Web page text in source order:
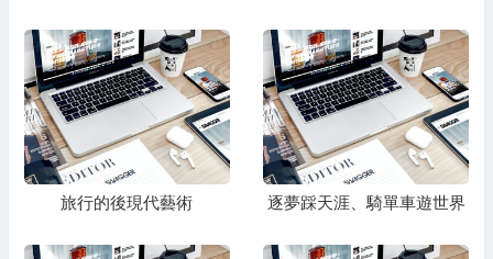
旅行的後現代藝術 逐夢踩天涯、騎單車遊世界